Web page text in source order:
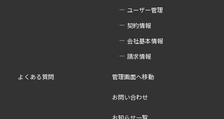
ユーザー管理
契約情報
会社基本情報
請求情報
よくある質問 管理画面へ移動
お問い合わせ
お知らせ一覧